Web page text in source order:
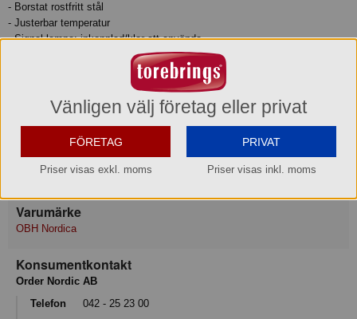
- Borstat rostfritt stål
- Justerbar temperatur
- Signal lampa: inkopplad/klar att använda
- Non-stick beläggning på grillplattorna
Produktinformation
Garanti
24 månader
Varumärke
OBH Nordica
Konsumentkontakt
Order Nordic AB
Telefon
042 - 25 23 00
Vänligen välj företag eller privat
FÖRETAG
Priser visas exkl. moms
PRIVAT
Priser visas inkl. moms